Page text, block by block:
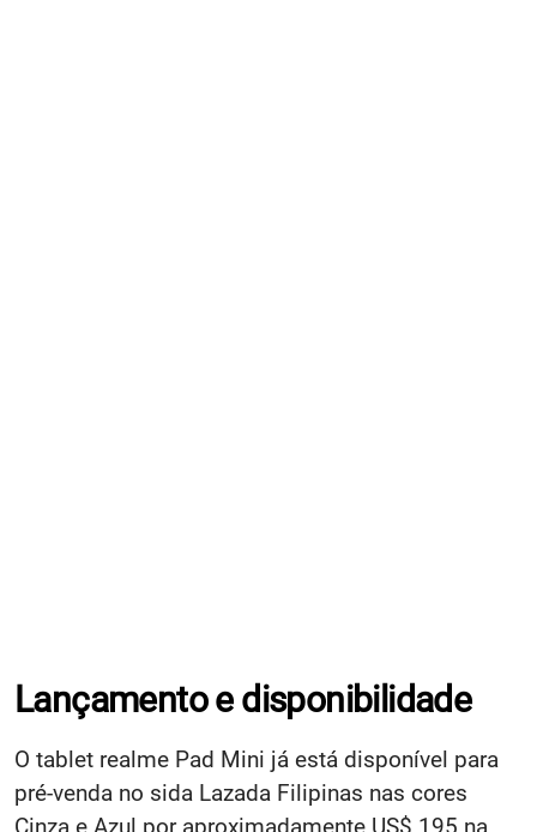
Lançamento e disponibilidade
O tablet realme Pad Mini já está disponível para
pré-venda no sida Lazada Filipinas nas cores